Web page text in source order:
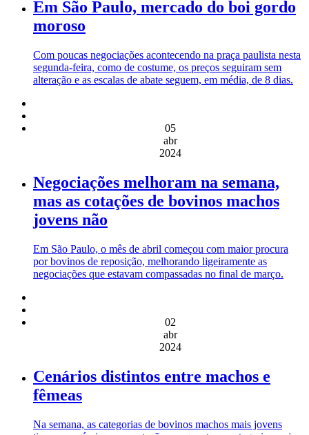
Em São Paulo, mercado do boi gordo
moroso
Com poucas negociações acontecendo na praça paulista nesta
segunda-feira, como de costume, os preços seguiram sem
alteração e as escalas de abate seguem, em média, de 8 dias.
05
abr
2024
Negociações melhoram na semana,
mas as cotações de bovinos machos
jovens não
Em São Paulo, o mês de abril começou com maior procura
por bovinos de reposição, melhorando ligeiramente as
negociações que estavam compassadas no final de março.
02
abr
2024
Cenários distintos entre machos e
fêmeas
Na semana, as categorias de bovinos machos mais jovens